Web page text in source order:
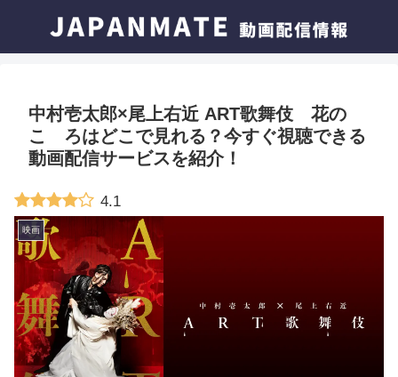
中村壱太郎×尾上右近 ART歌舞伎 花の
こゝろはどこで見れる？今すぐ視聴できる
動画配信サービスを紹介！
4.1
映画